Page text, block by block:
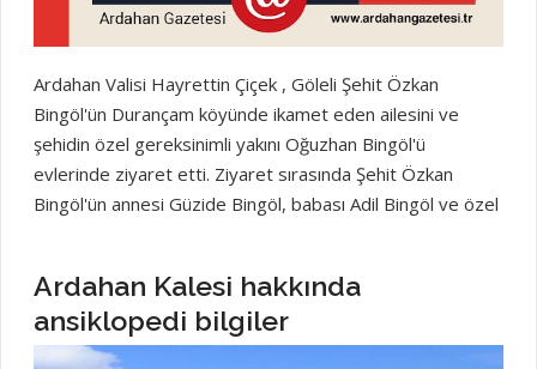
Ardahan Valisi Hayrettin Çiçek , Göleli Şehit Özkan
Bingöl'ün Durançam köyünde ikamet eden ailesini ve
şehidin özel gereksinimli yakını Oğuzhan Bingöl'ü
evlerinde ziyaret etti. Ziyaret sırasında Şehit Özkan
Bingöl'ün annesi Güzide Bingöl, babası Adil Bingöl ve özel
hazırlanmış formasını hediye etti. Bu anlamlı ziyaretle Vali
Çiçek, şehit ailelerine ve özel bireylere verilen önemi bir
kez daha gösterdi Ardahan Gazetesi Ardahanın Haberleri
Ardahan Kalesi hakkında
ansiklopedi bilgiler